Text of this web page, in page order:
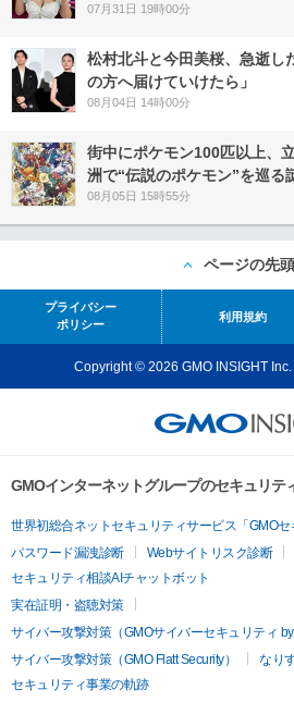
07月31日 19時00分
松村北斗と今田美桜、急逝し
の方へ届けていけたら」
08月04日 14時00分
街中にポケモン100匹以上、
洲で“伝説のポケモン”を巡る
08月05日 15時55分
ページの先
プライバシー
ポリシー
利用規約
Copyright © 2026 GMO INSIGHT Inc.
GMOインターネットグループのセキュリテ
世界初総合ネットセキュリティサービス「GMOセ
パスワード漏洩診断
Webサイトリスク診断
セキュリティ相談AIチャットボット
実在証明・盗聴対策
サイバー攻撃対策（GMOサイバーセキュリティ by
サイバー攻撃対策（GMO Flatt Security）
なり
セキュリティ事業の軌跡